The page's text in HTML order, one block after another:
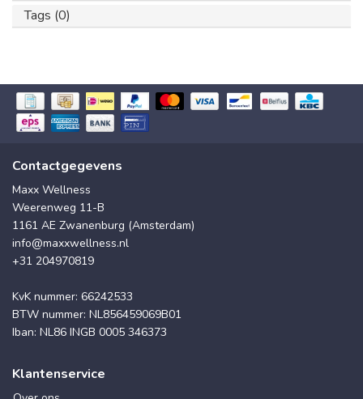
Tags (0)
Contactgegevens
Maxx Wellness
Weerenweg 11-B
1161 AE Zwanenburg (Amsterdam)
info@maxxwellness.nl
+31 204970819
KvK nummer: 66242533
BTW nummer: NL856459069B01
Iban: NL86 INGB 0005 346373
Klantenservice